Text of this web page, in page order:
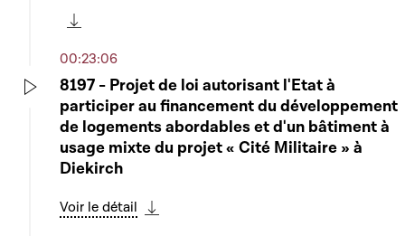
00:23:06
8197 - Projet de loi autorisant l'Etat à
participer au financement du développement
de logements abordables et d'un bâtiment à
usage mixte du projet « Cité Militaire » à
Diekirch
Voir le détail